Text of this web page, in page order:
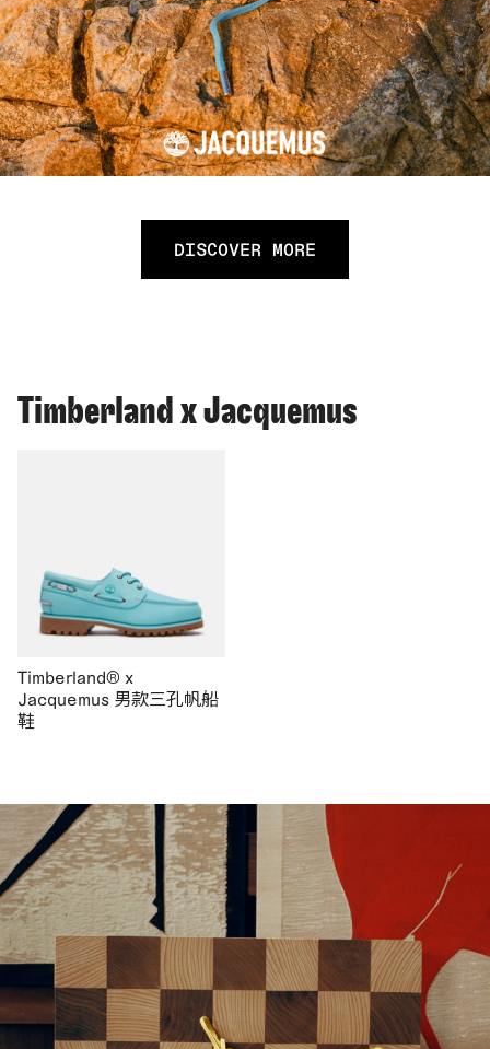
DISCOVER MORE
Timberland x Jacquemus
Timberland® x
Jacquemus 男款三孔帆船
鞋